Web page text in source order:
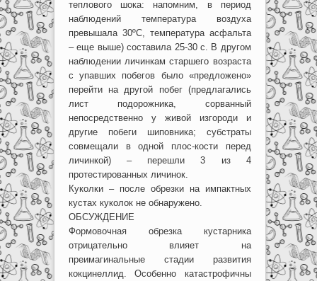
теплового шока: напомним, в период
наблюдений температура воздуха
превышала 30ºС, температура асфальта
– еще выше) составила 25-30 с. В другом
наблюдении личинкам старшего возраста
с упавших побегов было «предложено»
перейти на другой побег (предлагались
лист подорожника, сорванный
непосредственно у живой изгороди и
другие побеги шиповника; субстраты
совмещали в одной плос-кости перед
личинкой) – перешли 3 из 4
протестированных личинок.
Куколки – после обрезки на импактных
кустах куколок не обнаружено.
ОБСУЖДЕНИЕ
Формовочная обрезка кустарника
отрицательно влияет на
преимагинальные стадии развития
кокцинеллид. Особенно катастрофичны